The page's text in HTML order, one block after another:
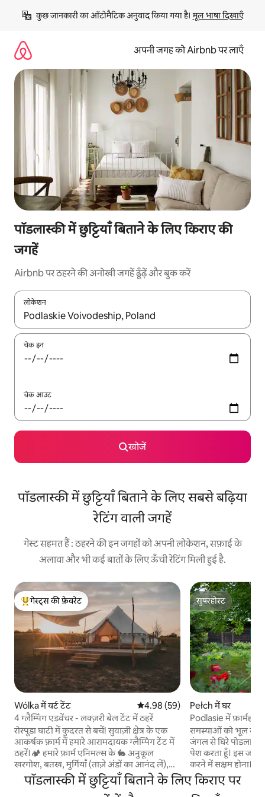
छोड़कर
कॉन्टेंट
कुछ जानकारी का ऑटोमैटिक अनुवाद किया गया है। मूल भाषा दिखाएँ
अपनी जगह को Airbnb पर लाएँ
पॉडलास्की में छुट्टियाँ बिताने के लिए किराए की
जगहें
Airbnb पर ठहरने की अनोखी जगहें ढूँढ़ें और बुक करें
लोकेशन
नतीजों के उपलब्ध होने पर, अप और डाउन 'ऐरो की' का इस्तेमाल करके नेविगेट
चेक इन
चेक आउट
खोजें
पॉडलास्की में छुट्टियाँ बिताने के लिए सबसे बढ़िया
रेटिंग वाली जगहें
गेस्ट सहमत हैं : ठहरने की इन जगहों को अपनी लोकेशन, सफ़ाई के
अलावा और भी कई बातों के लिए ऊँची रेटिंग मिली हुई है.
गेस्ट्स का टॉप फ़ेवरेट
गेस्ट्स की फ़ेवरेट
Wólka में यर्ट टेंट औसत रेटिंग 5 में से 4.98, 59 समीक्षाएँ
4.98 (59)
4 ग्लैम्पिंग एडवेंचर - लक्ज़री बेल टेंट में ठहरें
रोस्पूडा घाटी में कुदरत से बचें! सुवाज़ी क्षेत्र के एक
आकर्षक फ़ार्म में हमारे आरामदायक ग्लैम्पिंग टेंट में
ठहरें।🏕️ हमारे फ़ार्म एनिमल्स के 🐇 अनुकूल
खरगोश, बतख, मुर्गियाँ (ताज़े अंडों का आनंद लें),
टट्टू, बछड़े, मछली से भरा तालाब और मधुमक्खियों से
गूंजते हुए मधुमक्खियों से मिलें। हमारे टेंट एक
सुपरहोस्ट
सुपरहोस्ट
Pełch में घर
Podlasie में
समस्याओं को भूल
जंगल से घिरे
पेश करता हूँ। इस
करने में सक्षम होना।
विशेष उपयोग के लिए
मीटर की दूरी पर
पॉडलास्की में छुट्टियाँ बिताने के लिए किराए पर